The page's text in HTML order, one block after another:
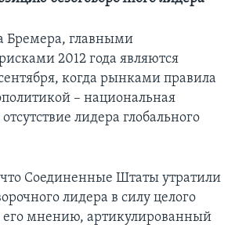
главными
2012 года являются
когда рынками правила
– национальная
лидера глобального
Соединенные Штаты утратили
лидера в силу целого
мнению, артикулированный